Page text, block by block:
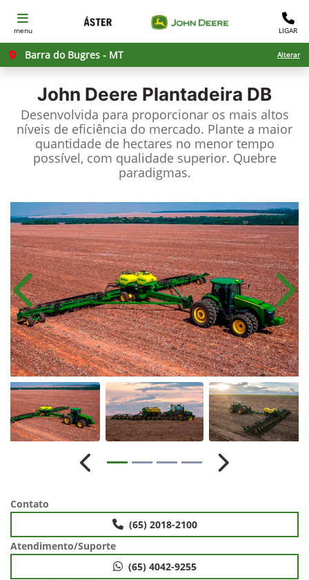
menu LIGAR
Barra do Bugres - MT Alterar
John Deere Plantadeira DB
Desenvolvida para proporcionar os mais altos
níveis de eficiência do mercado. Plante a maior
quantidade de hectares no menor tempo
possível, com qualidade superior. Quebre
paradigmas.
Anterior
Anterior Próximo
Contato
(65) 2018-2100
Atendimento/Suporte
(65) 4042-9255